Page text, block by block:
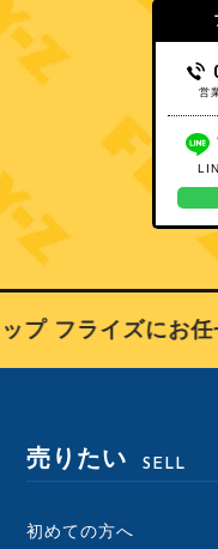
営
フライズにお任
売りたい SELL
初めての方へ